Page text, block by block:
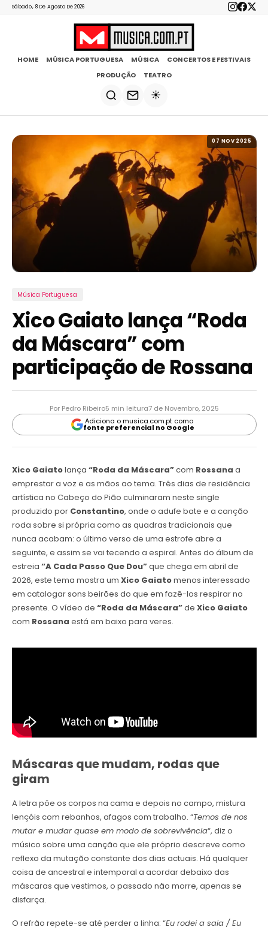
Sábado, 8 De Agosto De 2026
HOME MÚSICA PORTUGUESA MÚSICA
CONCERTOS E FESTIVAIS
PRODUÇÃO
TEATRO
☀️
07 NOV 2025
Música Portuguesa
Xico Gaiato lança “Roda
da Máscara” com
participação de Rossana
Por Pedro Ribeiro5 min leitura7 de Novembro, 2025
Adiciona o musica.com.pt como
fonte preferencial no Google
Xico Gaiatolança “Roda da Máscara”com Rossana a
emprestar a voz e as mãos ao tema. Três dias de residência
artística no Cabeço do Pião culminaram neste single
produzido por Constantino, onde o adufe bate e a canção
roda sobre si própria como as quadras tradicionais que
nunca acabam: o último verso de uma estrofe abre a
seguinte, e assim se vai tecendo a espiral. Antes do álbum de
estreia “A Cada Passo Que Dou”que chega em abril de
2026, este tema mostra um Xico Gaiatomenos interessado
em catalogar sons beirões do que em fazê-los respirar no
presente. O vídeo de “Roda da Máscara”de Xico Gaiato
com Rossana está em baixo para veres.
Máscaras que mudam, rodas que
giram
A letra põe os corpos na cama e depois no campo, mistura
lençóis com rebanhos, afagos com trabalho. “Temos de nos
mutar e mudar quase em modo de sobrevivência“, diz o
músico sobre uma canção que ele próprio descreve como
reflexo da mutação constante dos dias actuais. Há qualquer
coisa de ancestral e intemporal a acordar debaixo das
máscaras que vestimos, o passado não morre, apenas se
disfarça.
O refrão repete-se até perder a linha: “Eu rodei a saia / Eu